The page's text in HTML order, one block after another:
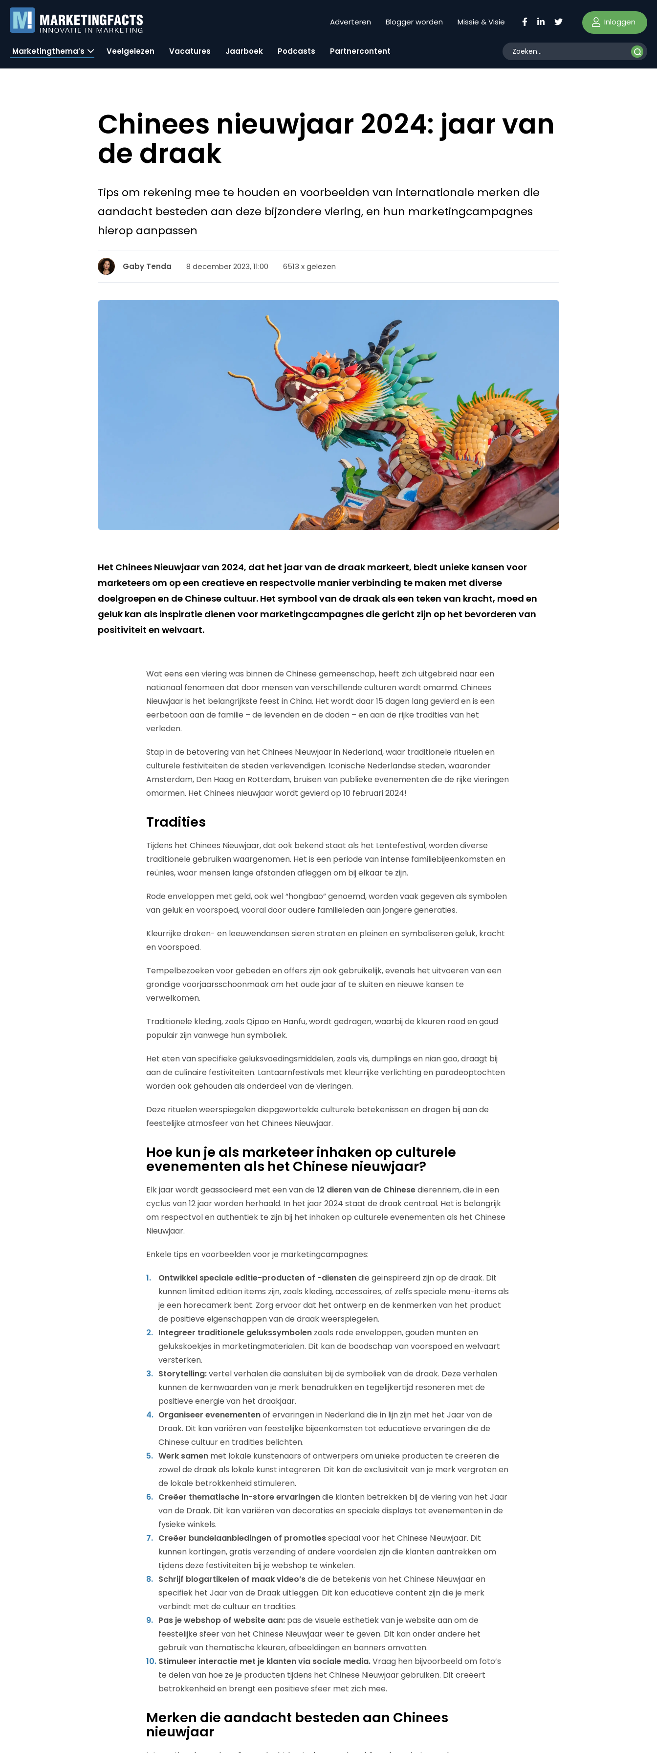
Adverteren Blogger worden Missie & Visie Inloggen
Marketingthema’s Veelgelezen Vacatures Jaarboek Podcasts Partnercontent
Chinees nieuwjaar 2024: jaar van
de draak
Tips om rekening mee te houden en voorbeelden van internationale merken die
aandacht besteden aan deze bijzondere viering, en hun marketingcampagnes
hierop aanpassen
Gaby Tenda 8 december 2023, 11:00 6513 x gelezen
Het Chinees Nieuwjaar van 2024, dat het jaar van de draak markeert, biedt unieke kansen voor
marketeers om op een creatieve en respectvolle manier verbinding te maken met diverse
doelgroepen en de Chinese cultuur. Het symbool van de draak als een teken van kracht, moed en
geluk kan als inspiratie dienen voor marketingcampagnes die gericht zijn op het bevorderen van
positiviteit en welvaart.
Wat eens een viering was binnen de Chinese gemeenschap, heeft zich uitgebreid naar een
nationaal fenomeen dat door mensen van verschillende culturen wordt omarmd. Chinees
Nieuwjaar is het belangrijkste feest in China. Het wordt daar 15 dagen lang gevierd en is een
eerbetoon aan de familie – de levenden en de doden – en aan de rijke tradities van het
verleden.
Stap in de betovering van het Chinees Nieuwjaar in Nederland, waar traditionele rituelen en
culturele festiviteiten de steden verlevendigen. Iconische Nederlandse steden, waaronder
Amsterdam, Den Haag en Rotterdam, bruisen van publieke evenementen die de rijke vieringen
omarmen. Het Chinees nieuwjaar wordt gevierd op 10 februari 2024!
Tradities
Tijdens het Chinees Nieuwjaar, dat ook bekend staat als het Lentefestival, worden diverse
traditionele gebruiken waargenomen. Het is een periode van intense familiebijeenkomsten en
reünies, waar mensen lange afstanden afleggen om bij elkaar te zijn.
Rode enveloppen met geld, ook wel “hongbao” genoemd, worden vaak gegeven als symbolen
van geluk en voorspoed, vooral door oudere familieleden aan jongere generaties.
Kleurrijke draken- en leeuwendansen sieren straten en pleinen en symboliseren geluk, kracht
en voorspoed.
Tempelbezoeken voor gebeden en offers zijn ook gebruikelijk, evenals het uitvoeren van een
grondige voorjaarsschoonmaak om het oude jaar af te sluiten en nieuwe kansen te
verwelkomen.
Traditionele kleding, zoals Qipao en Hanfu, wordt gedragen, waarbij de kleuren rood en goud
populair zijn vanwege hun symboliek.
Het eten van specifieke geluksvoedingsmiddelen, zoals vis, dumplings en nian gao, draagt bij
aan de culinaire festiviteiten. Lantaarnfestivals met kleurrijke verlichting en paradeoptochten
worden ook gehouden als onderdeel van de vieringen.
Deze rituelen weerspiegelen diepgewortelde culturele betekenissen en dragen bij aan de
feestelijke atmosfeer van het Chinees Nieuwjaar.
Hoe kun je als marketeer inhaken op culturele
evenementen als het Chinese nieuwjaar?
Elk jaar wordt geassocieerd met een van de 12 dieren van de Chinesedierenriem, die in een
cyclus van 12 jaar worden herhaald. In het jaar 2024 staat de draak centraal. Het is belangrijk
om respectvol en authentiek te zijn bij het inhaken op culturele evenementen als het Chinese
Nieuwjaar.
Enkele tips en voorbeelden voor je marketingcampagnes:
Ontwikkel speciale editie-producten of -dienstendie geïnspireerd zijn op de draak. Dit
kunnen limited edition items zijn, zoals kleding, accessoires, of zelfs speciale menu-items als
je een horecamerk bent. Zorg ervoor dat het ontwerp en de kenmerken van het product
de positieve eigenschappen van de draak weerspiegelen.
Integreer traditionele gelukssymbolenzoals rode enveloppen, gouden munten en
gelukskoekjes in marketingmaterialen. Dit kan de boodschap van voorspoed en welvaart
versterken.
Storytelling:vertel verhalen die aansluiten bij de symboliek van de draak. Deze verhalen
kunnen de kernwaarden van je merk benadrukken en tegelijkertijd resoneren met de
positieve energie van het draakjaar.
Organiseer evenementenof ervaringen in Nederland die in lijn zijn met het Jaar van de
Draak. Dit kan variëren van feestelijke bijeenkomsten tot educatieve ervaringen die de
Chinese cultuur en tradities belichten.
Werk samenmet lokale kunstenaars of ontwerpers om unieke producten te creëren die
zowel de draak als lokale kunst integreren. Dit kan de exclusiviteit van je merk vergroten en
de lokale betrokkenheid stimuleren.
Creëer thematische in-store ervaringendie klanten betrekken bij de viering van het Jaar
van de Draak. Dit kan variëren van decoraties en speciale displays tot evenementen in de
fysieke winkels.
Creëer bundelaanbiedingen of promotiesspeciaal voor het Chinese Nieuwjaar. Dit
kunnen kortingen, gratis verzending of andere voordelen zijn die klanten aantrekken om
tijdens deze festiviteiten bij je webshop te winkelen.
Schrijf blogartikelen of maak video’sdie de betekenis van het Chinese Nieuwjaar en
specifiek het Jaar van de Draak uitleggen. Dit kan educatieve content zijn die je merk
verbindt met de cultuur en tradities.
Pas je webshop of website aan:pas de visuele esthetiek van je website aan om de
feestelijke sfeer van het Chinese Nieuwjaar weer te geven. Dit kan onder andere het
gebruik van thematische kleuren, afbeeldingen en banners omvatten.
Stimuleer interactie met je klanten via sociale media.Vraag hen bijvoorbeeld om foto’s
te delen van hoe ze je producten tijdens het Chinese Nieuwjaar gebruiken. Dit creëert
betrokkenheid en brengt een positieve sfeer met zich mee.
Merken die aandacht besteden aan Chinees
nieuwjaar